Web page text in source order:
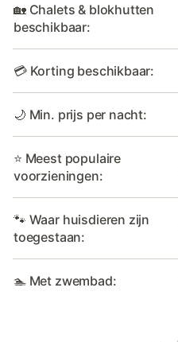
🏡 Chalets & blokhutten
beschikbaar:
💳 Korting beschikbaar:
🌙 Min. prijs per nacht:
⭐ Meest populaire
voorzieningen:
🐾 Waar huisdieren zijn
toegestaan:
🏊 Met zwembad: